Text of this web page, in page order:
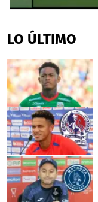
of
1
23
seconds
LO ÚLTIMO